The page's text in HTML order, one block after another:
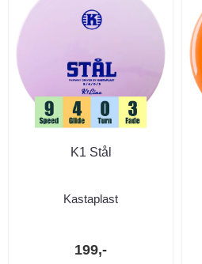
K1 Stål
Kastaplast
199,-